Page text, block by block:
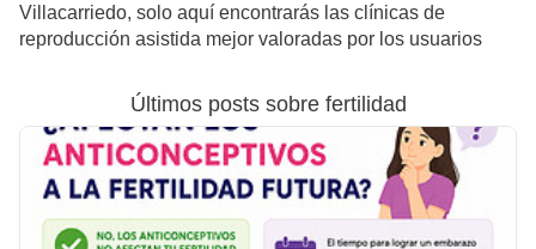
Villacarriedo, solo aquí encontrarás las clínicas de
reproducción asistida mejor valoradas por los usuarios
Últimos posts sobre fertilidad